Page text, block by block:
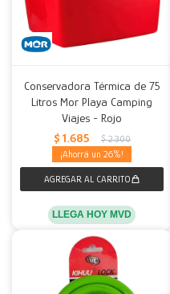
Conservadora Térmica de 75
Litros Mor Playa Camping
Viajes - Rojo
$ 1.685 $ 2.300
26
LLEGA HOY MVD